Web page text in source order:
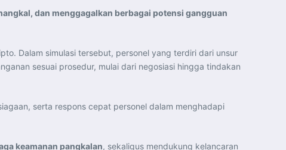
dan menggagalkan berbagai potensi gangguan
Dalam simulasi tersebut, personel yang terdiri dari unsur
sesuai prosedur, mulai dari negosiasi hingga tindakan
serta respons cepat personel dalam menghadapi
keamanan pangkalan, sekaligus mendukung kelancaran